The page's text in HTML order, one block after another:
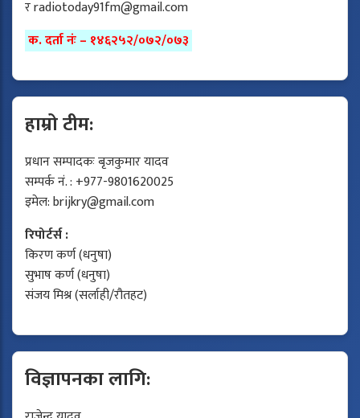
रradiotoday91fm@gmail.com
क. दर्ता नंः – १४६२५२/०७२/०७३
हाम्रो टीम:
प्रधान सम्पादकः बृजकुमार यादव
सम्पर्क नं. : +977-9801620025
इमेल:brijkry@gmail.com
रिपोर्टर्स :
किरण कर्ण (धनुषा)
सुभाष कर्ण (धनुषा)
संजय मिश्र (सर्लाही/रौतहट)
विज्ञापनका लागि: